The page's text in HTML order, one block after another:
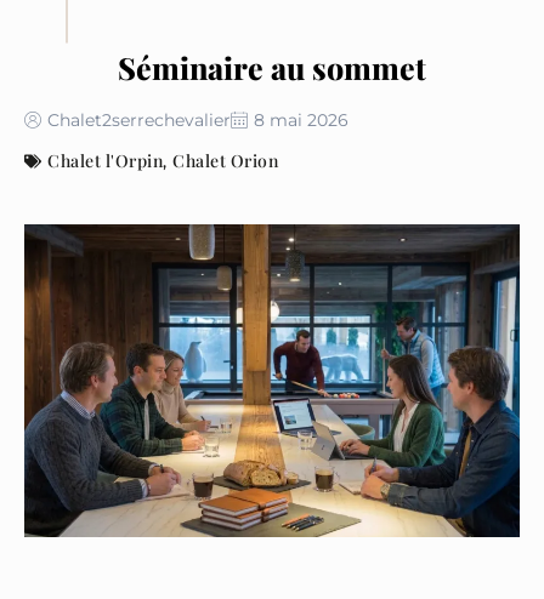
Séminaire au sommet
Chalet2serrechevalier 8 mai 2026
Chalet l'Orpin, Chalet Orion